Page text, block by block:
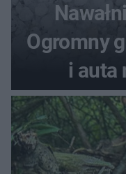
Ogromny
i auta